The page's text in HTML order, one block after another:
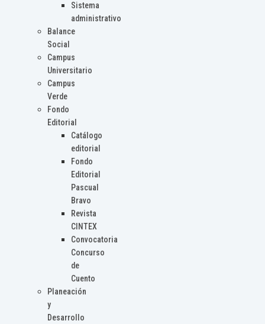
Sistema
administrativo
Balance
Social
Campus
Universitario
Campus
Verde
Fondo
Editorial
Catálogo
editorial
Fondo
Editorial
Pascual
Bravo
Revista
CINTEX
Convocatoria
Concurso
de
Cuento
Planeación
y
Desarrollo